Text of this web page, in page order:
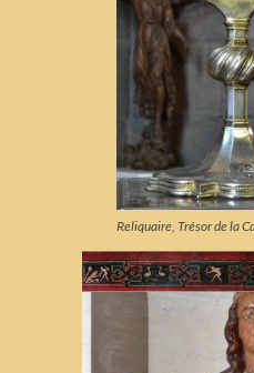
Reliquaire, Trésor de la